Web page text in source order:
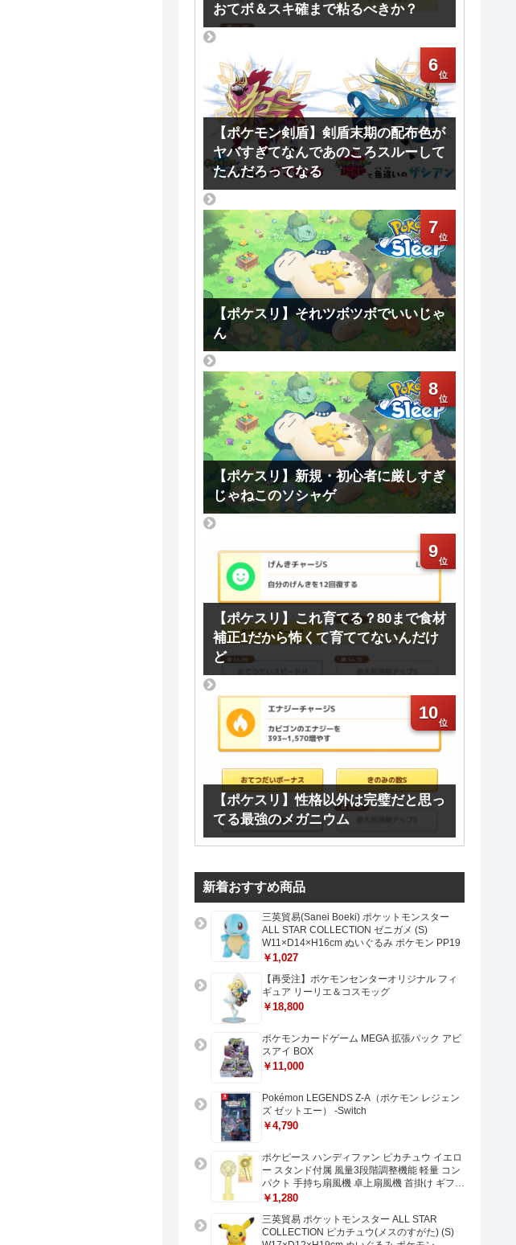
おてボ＆スキ確まで粘るべきか？
6
【ポケモン剣盾】剣盾末期の配布色が
ヤバすぎてなんであのころスルーして
たんだろってなる
7
【ポケスリ】それツボツボでいいじゃ
ん
8
【ポケスリ】新規・初心者に厳しすぎ
じゃねこのソシャゲ
9
【ポケスリ】これ育てる？80まで食材
補正1だから怖くて育ててないんだけ
ど
10
【ポケスリ】性格以外は完璧だと思っ
てる最強のメガニウム
新着おすすめ商品
三英貿易(Sanei Boeki) ポケットモンスター
ALL STAR COLLECTION ゼニガメ (S)
W11×D14×H16cm ぬいぐるみ ポケモン PP19
￥1,027
【再受注】ポケモンセンターオリジナル フィ
ギュア リーリエ＆コスモッグ
￥18,800
ポケモンカードゲーム MEGA 拡張パック アビ
スアイ BOX
￥11,000
Pokémon LEGENDS Z-A（ポケモン レジェン
ズ ゼットエー） -Switch
￥4,790
ポケピース ハンディファン ピカチュウ イエロ
ー スタンド付属 風量3段階調整機能 軽量 コン
パクト 手持ち扇風機 卓上扇風機 首掛け ギフト
プレゼントに最適 USB充電 Type-C対応
￥1,280
三英貿易 ポケットモンスター ALL STAR
COLLECTION ピカチュウ(メスのすがた) (S)